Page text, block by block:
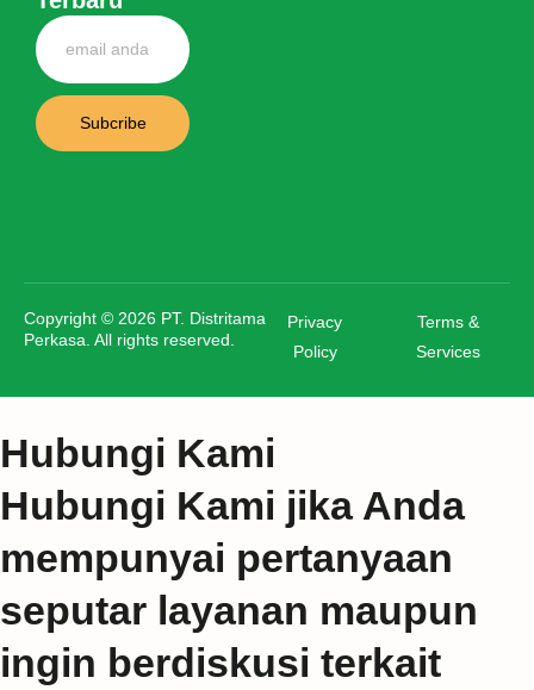
Subcribe
Copyright © 2026 PT. Distritama
Perkasa. All rights reserved.
Privacy
Policy
Terms &
Services
Hubungi Kami
Hubungi Kami jika Anda
mempunyai pertanyaan
seputar layanan maupun
ingin berdiskusi terkait